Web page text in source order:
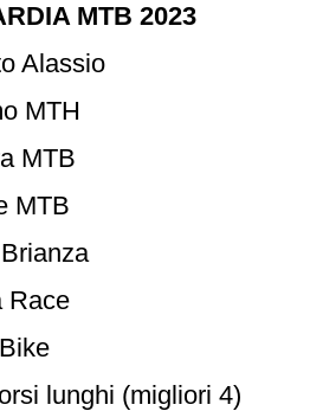
MTB 2023
Alassio
MTH
MTB
MTB
Race
lunghi (migliori 4)